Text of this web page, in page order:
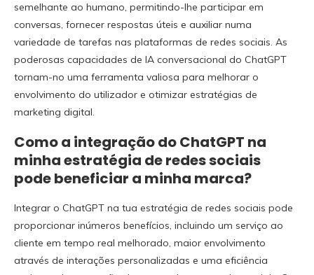
semelhante ao humano, permitindo-lhe participar em
conversas, fornecer respostas úteis e auxiliar numa
variedade de tarefas nas plataformas de redes sociais. As
poderosas capacidades de IA conversacional do ChatGPT
tornam-no uma ferramenta valiosa para melhorar o
envolvimento do utilizador e otimizar estratégias de
marketing digital.
Como a integração do ChatGPT na
minha estratégia de redes sociais
pode beneficiar a minha marca?
Integrar o ChatGPT na tua estratégia de redes sociais pode
proporcionar inúmeros benefícios, incluindo um serviço ao
cliente em tempo real melhorado, maior envolvimento
através de interações personalizadas e uma eficiência